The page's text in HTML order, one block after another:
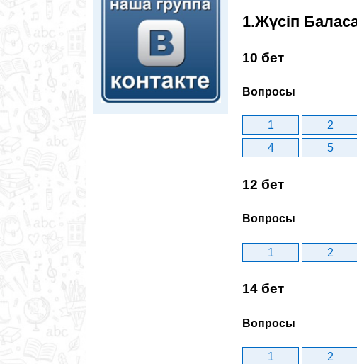
1.Жүсіп
10 бет
Вопросы
1 2
4
5
12 бет
Вопросы
1 2
14 бет
Вопросы
1 2